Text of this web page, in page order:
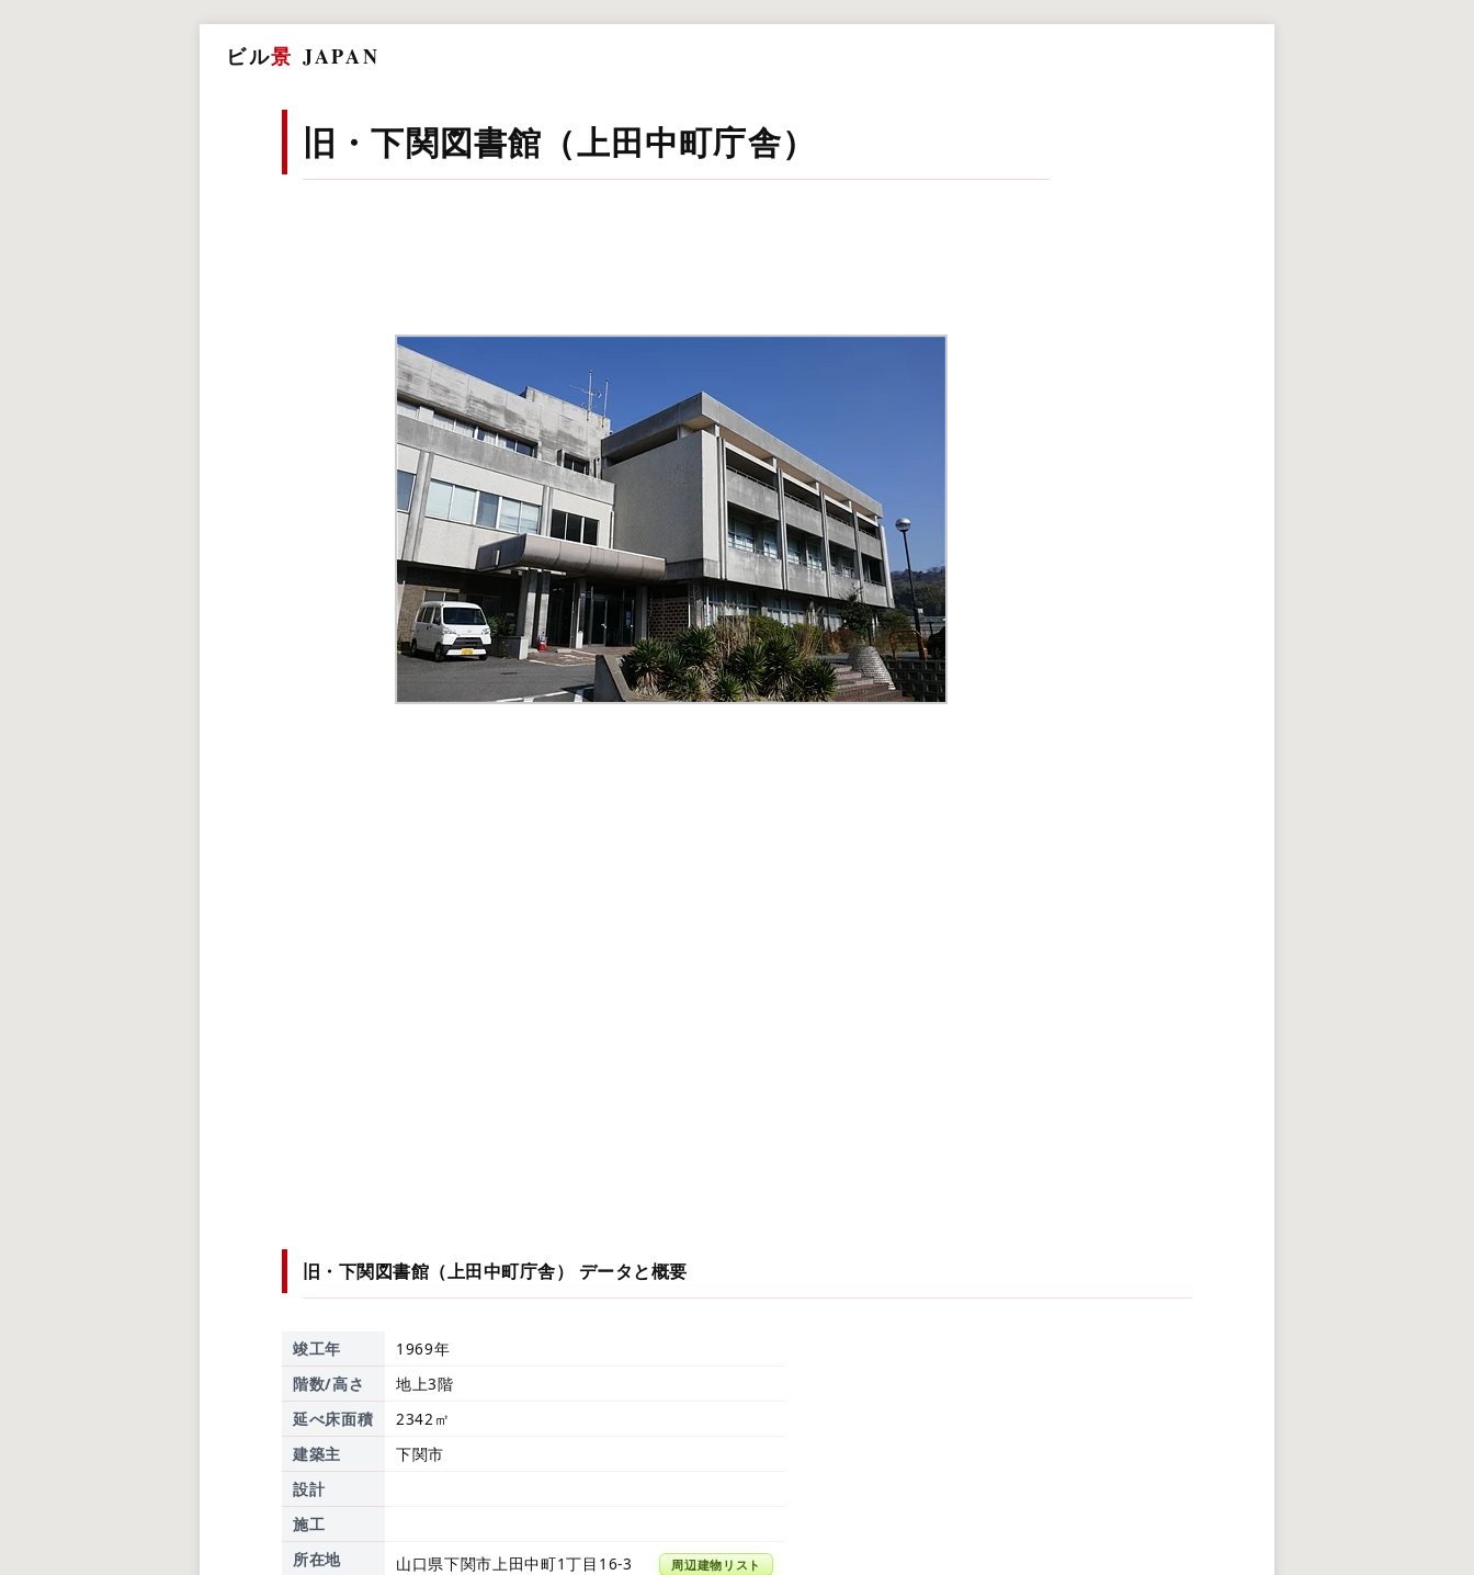
ビル景 JAPAN
旧・下関図書館（上田中町庁舎）
旧・下関図書館（上田中町庁舎） データと概要
竣工年
1969年
階数/高さ
地上3階
延べ床面積
2342㎡
建築主
下関市
設計
施工
所在地
山口県下関市上田中町1丁目16-3 周辺建物リスト